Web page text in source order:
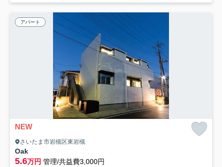
アパート
NEW
さいたま市岩槻区東岩槻
Oak
5.6万円 管理/共益費3,000円